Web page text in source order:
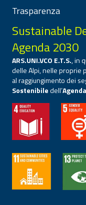
Trasparenza
Sustainable
Agenda 2030
ARS.UNI.VCO E.T.S., in
delle Alpi, nelle proprie
al raggiungimento dei
Sostenibiledell’